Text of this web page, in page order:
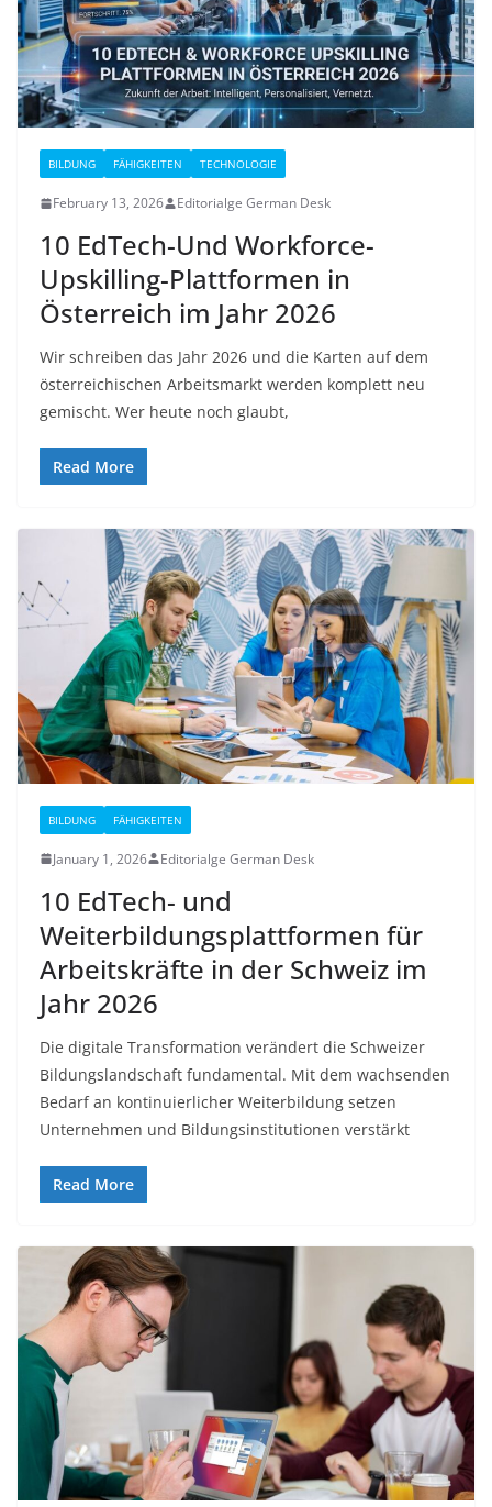
BILDUNG FÄHIGKEITEN TECHNOLOGIE
February 13, 2026 Editorialge German Desk
10 EdTech-Und Workforce-
Upskilling-Plattformen in
Österreich im Jahr 2026
Wir schreiben das Jahr 2026 und die Karten auf dem
österreichischen Arbeitsmarkt werden komplett neu
gemischt. Wer heute noch glaubt,
Read More
BILDUNG FÄHIGKEITEN
January 1, 2026 Editorialge German Desk
10 EdTech- und
Weiterbildungsplattformen für
Arbeitskräfte in der Schweiz im
Jahr 2026
Die digitale Transformation verändert die Schweizer
Bildungslandschaft fundamental. Mit dem wachsenden
Bedarf an kontinuierlicher Weiterbildung setzen
Unternehmen und Bildungsinstitutionen verstärkt
Read More